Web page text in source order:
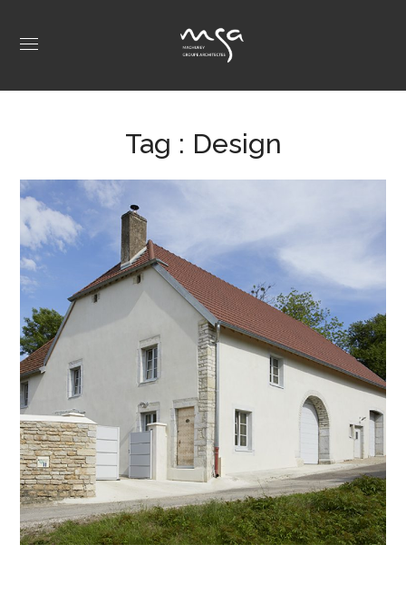
Tag : Design
Salans-les-Bains
PARTICULIER